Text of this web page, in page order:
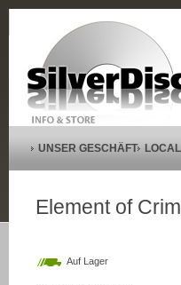
UNSER GESCHÄFT
Element of
Auf Lager